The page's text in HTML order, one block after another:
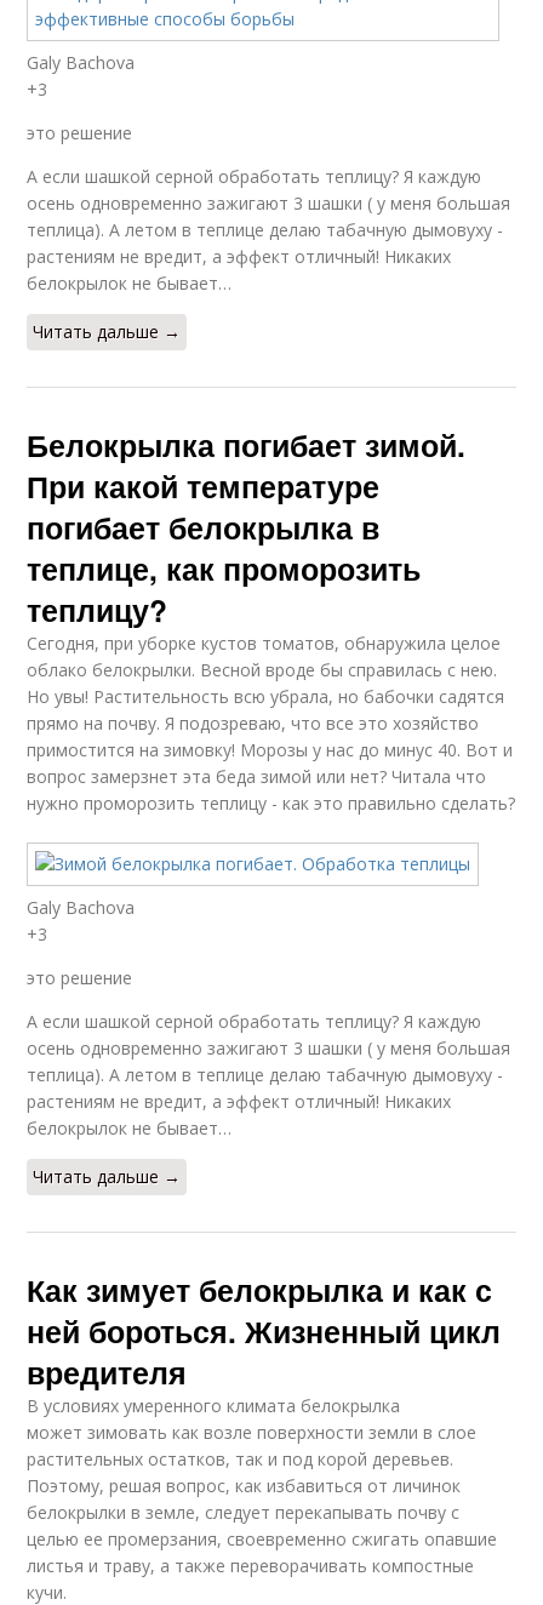
Galy Bachova
+3
это решение
А если шашкой серной обработать теплицу? Я каждую
осень одновременно зажигают 3 шашки ( у меня большая
теплица). А летом в теплице делаю табачную дымовуху -
растениям не вредит, а эффект отличный! Никаких
белокрылок не бывает…
Читать дальше →
Белокрылка погибает зимой.
При какой температуре
погибает белокрылка в
теплице, как проморозить
теплицу?
Сегодня, при уборке кустов томатов, обнаружила целое
облако белокрылки. Весной вроде бы справилась с нею.
Но увы! Растительность всю убрала, но бабочки садятся
прямо на почву. Я подозреваю, что все это хозяйство
примостится на зимовку! Морозы у нас до минус 40. Вот и
вопрос замерзнет эта беда зимой или нет? Читала что
нужно проморозить теплицу - как это правильно сделать?
Galy Bachova
+3
это решение
А если шашкой серной обработать теплицу? Я каждую
осень одновременно зажигают 3 шашки ( у меня большая
теплица). А летом в теплице делаю табачную дымовуху -
растениям не вредит, а эффект отличный! Никаких
белокрылок не бывает…
Читать дальше →
Как зимует белокрылка и как с
ней бороться. Жизненный цикл
вредителя
В условиях умеренного климата белокрылка
может зимовать как возле поверхности земли в слое
растительных остатков, так и под корой деревьев.
Поэтому, решая вопрос, как избавиться от личинок
белокрылки в земле, следует перекапывать почву с
целью ее промерзания, своевременно сжигать опавшие
листья и траву, а также переворачивать компостные
кучи.